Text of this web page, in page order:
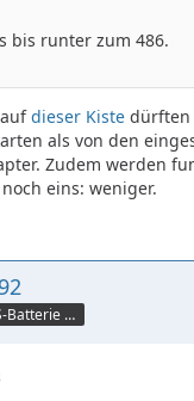
bis runter zum 486.
dieser Kiste dürften
als von den
Zudem werden
eins: weniger.
tauscht CMOS-Batterie per TeamViewer